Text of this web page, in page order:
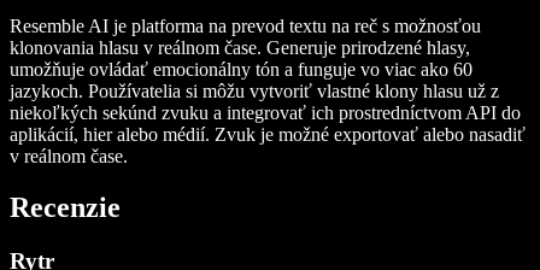
Resemble AI je platforma na prevod textu na reč s možnosťou
klonovania hlasu v reálnom čase. Generuje prirodzené hlasy,
umožňuje ovládať emocionálny tón a funguje vo viac ako 60
jazykoch. Používatelia si môžu vytvoriť vlastné klony hlasu už z
niekoľkých sekúnd zvuku a integrovať ich prostredníctvom API do
aplikácií, hier alebo médií. Zvuk je možné exportovať alebo nasadiť
v reálnom čase.
Recenzie
Rytr